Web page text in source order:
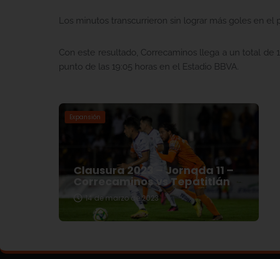
Los minutos transcurrieron sin lograr más goles en
Con este resultado, Correcaminos llega a un total de
punto de las 19:05 horas en el Estadio BBVA.
Expansión
Clausura 2023 – Jornada 11 –
Correcaminos vs Tepatitlán
14 de marzo de 2023